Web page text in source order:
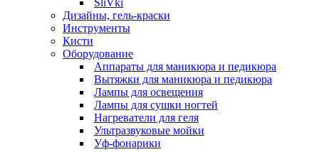
SliVki
Дизайны, гель-краски
Инструменты
Кисти
Оборудование
Аппараты для маникюра и педикюра
Вытяжки для маникюра и педикюра
Лампы для освещения
Лампы для сушки ногтей
Нагреватели для геля
Ультразвуковые мойки
Уф-фонарики